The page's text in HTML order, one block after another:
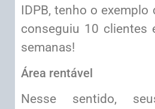
IDPB, tenho o
conseguiu 10 clientes
semanas!
Área rentável
Nesse sentido,